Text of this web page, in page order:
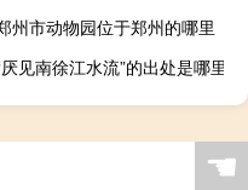
州市动物园位于郑州的哪里
厌见南徐江水流”的出处是哪里
☚